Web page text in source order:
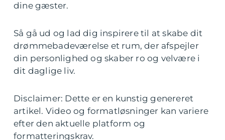
dine gæster.
Så gå ud og lad dig inspirere til at skabe dit
drømmebadeværelse et rum, der afspejler
din personlighed og skaber ro og velvære i
dit daglige liv.
Disclaimer: Dette er en kunstig genereret
artikel. Video og formatløsninger kan variere
efter den aktuelle platform og
formatteringskrav.